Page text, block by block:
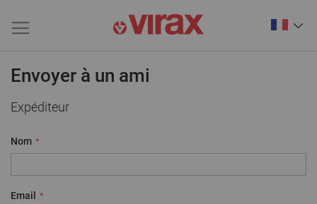
Envoyer à un ami
Expéditeur
Nom
Email